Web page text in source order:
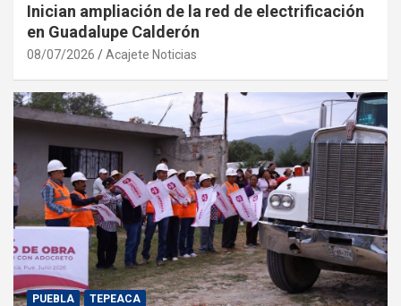
Inician ampliación de la red de electrificación
en Guadalupe Calderón
08/07/2026 Acajete Noticias
PUEBLA TEPEACA